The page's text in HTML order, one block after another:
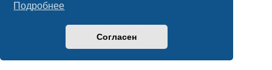
Подробнее
Согласен